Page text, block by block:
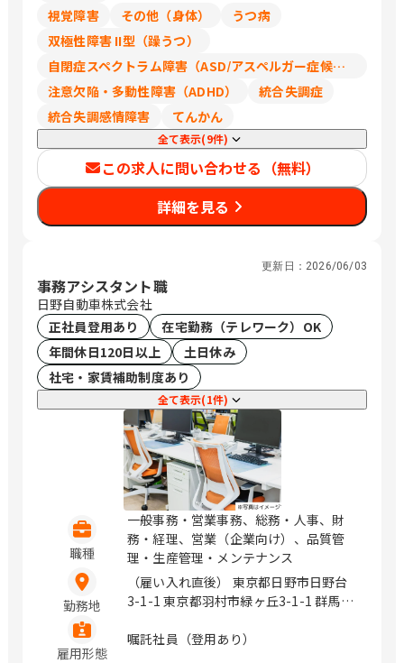
目17番32号 松本ビル 大阪市北区大淀中
1-1-93 （梅田スカイビルガーデンシッ
クス3階） 兵庫県明石市大明石町2丁目
県姫路市東延末1-1 （姫路NKビル1F）
兵庫県西宮市両度町6－30 和歌山県和歌
山市杉ノ馬場一丁目1番地FK
BUILDING3階 鳥取県米子市米原4丁目2
番27号 島根県松江市嫁島町10－15 岡山
県岡山市北区今2丁目9番8号 岡山県倉敷
市白楽町587-3 広島県広島市安佐南区西
原5-16-6 （ケイ・テイ ビル3F） 山口県
下関市綾羅木本町3丁目13-9 山口県山口
市小郡下郷2227番地4 徳島県徳島市中洲
町一丁目8-1 愛媛県松山市生石町130-1
高知県高知市杉井流21番10号 福岡県福
岡市博多区御供所町1-1 （西鉄祇園ビ
ル） 福岡県北九州市小倉北区京町三丁
目7番1号 （ガーデンシティ小倉3階）
福岡県久留米市合川町1925番1号 （中央
公園通り） 佐賀県佐賀市駅前中央1丁目
14-40 （ニッセイ佐賀駅前ビル4F） 熊
本県熊本市南区田井島1丁目7-1 宮崎県
延岡市日の出町2丁目1番地9 （メモリア
ルライフ1階北号室） 宮崎県宮崎市高千
穂通2-3-20 鹿児島県鹿児島市与次郎2丁
目4番7号 ※転居を伴う転勤なし。 ※原
則マイカー通勤不可 / 札幌、盛岡、勾当
台公園、山形、郡山、水戸、宇都宮、前
橋、浦和、熊谷、川越、千葉みなと、船
橋、流山おおたかの森、池袋、新宿、表
参道、立川、みなとみらい、海老名、辻
堂、新潟、金沢、甲府、松本、岐阜、静
視覚障害
その他（身体）
うつ病
双極性障害 II型（躁うつ）
自閉症スペクトラム障害（ASD/アスペルガー症候群/広汎性発達障害）
注意欠陥・多動性障害（ADHD）
統合失調症
統合失調感情障害
てんかん
全て表示(9件)
この求人に問い合わせる（無料）
詳細を見る
更新日： 2026/06/03
事務アシスタント職
日野自動車株式会社
正社員登用あり
在宅勤務（テレワーク）OK
年間休日120日以上
土日休み
社宅・家賃補助制度あり
全て表示(1件)
職種
一般事務・営業事務、総務・人事、財
務・経理、営業（企業向け）、品質管
理・生産管理・メンテナンス
勤務地
（雇い入れ直後） 東京都日野市日野台
3-1-1 東京都羽村市緑ヶ丘3-1-1 群馬県
崎1番地 / 日野、羽村、境町、南栗橋
雇用形態
嘱託社員（登用あり）